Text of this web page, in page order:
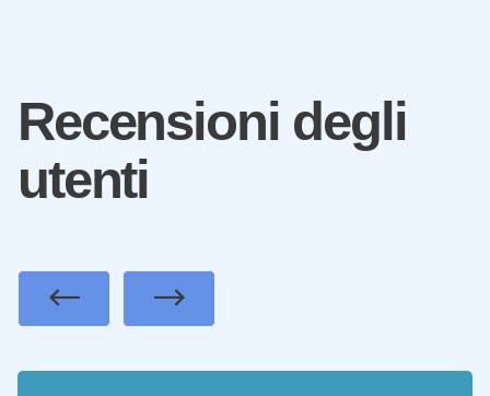
Recensioni degli
utenti
PreviousNext